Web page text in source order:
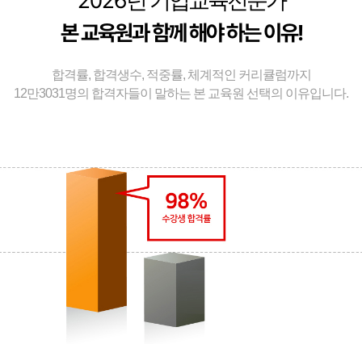
본 교육원과 함께 해야 하는 이유!
합격률, 합격생수, 적중률, 체계적인 커리큘럼까지
12만3031명의 합격자들이 말하는 본 교육원 선택의 이유입니다.